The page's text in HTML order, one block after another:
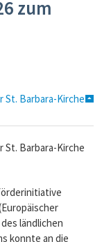
zum
Barbara-Kirche
Barbara-Kirche
ländlichen